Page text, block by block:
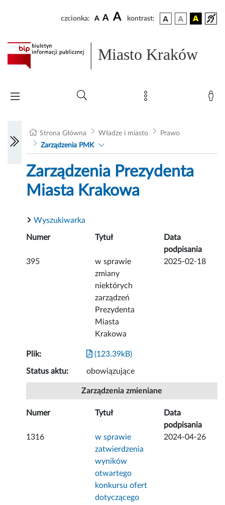
czcionka: A A A kontrast:
Miasto Kraków
Strona Główna Władze i miasto
Prawo
Zarządzenia PMK
Zarządzenia Prezydenta
Miasta Krakowa
Wyszukiwarka
Numer Tytuł
Data
podpisania
395
w sprawie
zmiany
niektórych
zarządzeń
Prezydenta
Miasta
Krakowa
2025-02-18
Plik: (123.39kB)
Status aktu: obowiązujące
Zarządzenia zmieniane
Numer Tytuł
Data
podpisania
1316
w sprawie
zatwierdzenia
wyników
otwartego
konkursu ofert
dotyczącego
2024-04-26